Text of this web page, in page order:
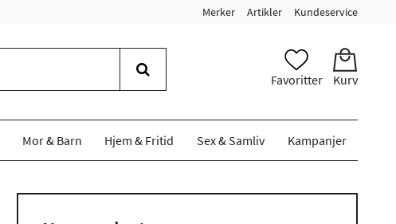
Merker Artikler Kundeservice
Favoritter Kurv
Mor & Barn Hjem & Fritid Sex & Samliv Kampanjer